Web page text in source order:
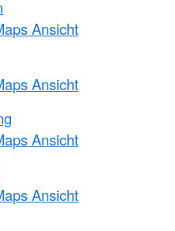
Ansicht
Ansicht
Ansicht
Ansicht